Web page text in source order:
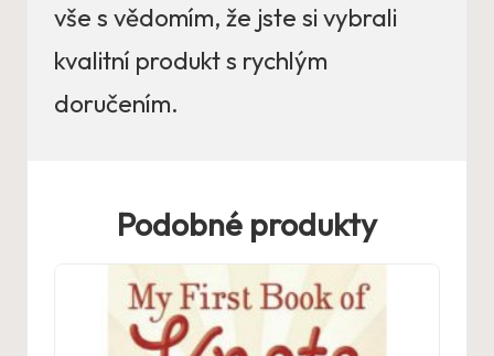
vše s vědomím, že jste si vybrali
kvalitní produkt s rychlým
doručením.
Podobné produkty